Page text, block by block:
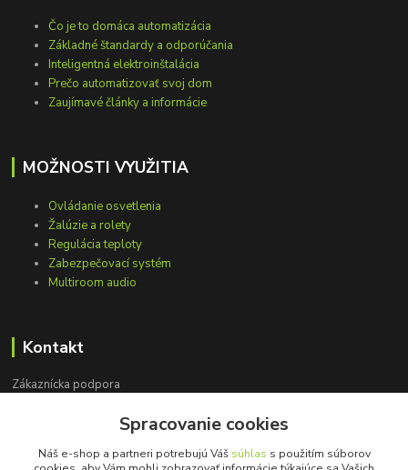
Čo je to domáca automatizácia
Základné štandardy a odporúčania
Inteligentná elektroinštalácia
Prečo automatizovať svoj dom
Zaujímavé články a informácie
MOŽNOSTI VYUŽITIA
Ovládanie osvetlenia
Žalúzie a rolety
Regulácia teploty
Zabezpečovací systém
Multiroom audio
Kontakt
Zákaznícka podpora
info@loxprofi.sk
Spracovanie cookies
Náš e-shop a partneri potrebujú Váš súhlas s použitím súborov